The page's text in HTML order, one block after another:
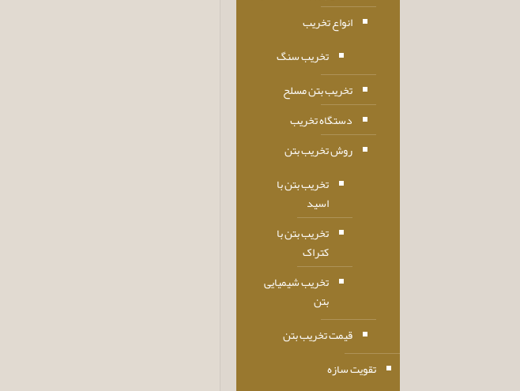
انواع تخریب
تخریب سنگ
تخریب بتن مسلح
دستگاه تخریب
روش تخریب بتن
تخریب بتن با
اسید
تخریب بتن با
کتراک
تخریب شیمیایی
بتن
قیمت تخریب بتن
تقویت سازه